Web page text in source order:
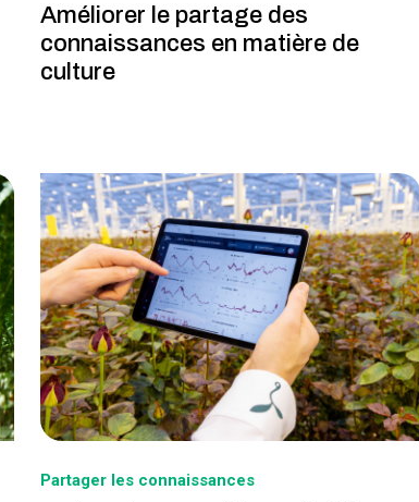
Améliorer le partage des
connaissances en matière de
culture
Partager les connaissances